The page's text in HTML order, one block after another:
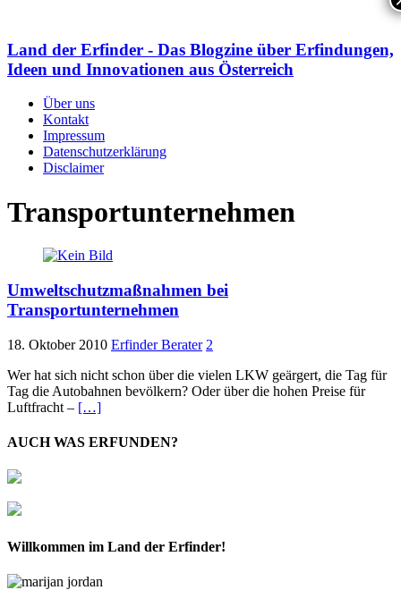
Land der Erfinder - Das Blogzine über Erfindungen,
Ideen und Innovationen aus Österreich
Über uns
Kontakt
Impressum
Datenschutzerklärung
Disclaimer
Transportunternehmen
Umweltschutzmaßnahmen bei
Transportunternehmen
18. Oktober 2010 Erfinder Berater 2
Wer hat sich nicht schon über die vielen LKW geärgert, die Tag für
Tag die Autobahnen bevölkern? Oder über die hohen Preise für
Luftfracht – […]
AUCH WAS ERFUNDEN?
Willkommen im Land der Erfinder!